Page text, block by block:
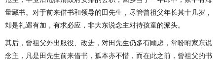
量藏书。对于前来借书和领导的田先生，尽管曾祖父年长其十几岁，
却是礼遇有加，有求必应，非大东说念主对待孩童的派头。
其后，曾祖父外出服役、改进，对田先生仍多有顾虑，常吩咐家东说
念主，凡是田先生前来借书，孤本亦不惜，而在此之前，曾祖父的书